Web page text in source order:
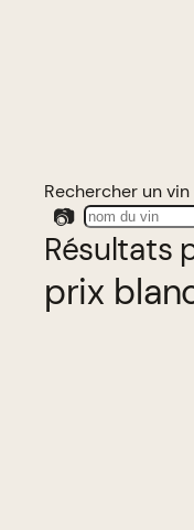
Rechercher un vin
📷
Résultats
prix